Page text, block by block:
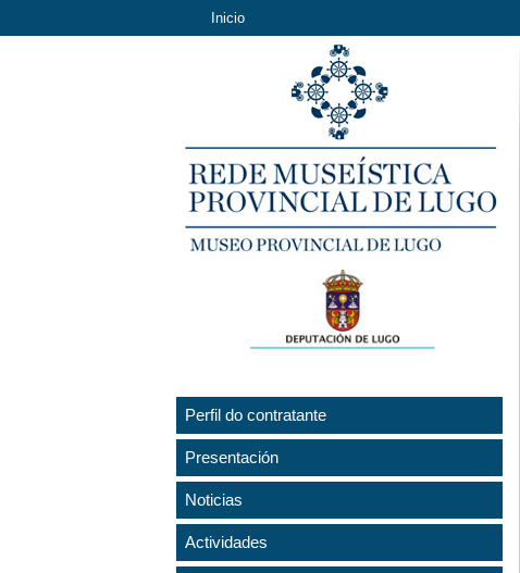
Inicio
Perfil do contratante
Presentación
Noticias
Actividades